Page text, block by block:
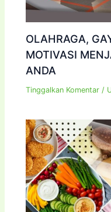
OLAHRAGA,
MOTIVASI
ANDA
Tinggalkan Komentar /